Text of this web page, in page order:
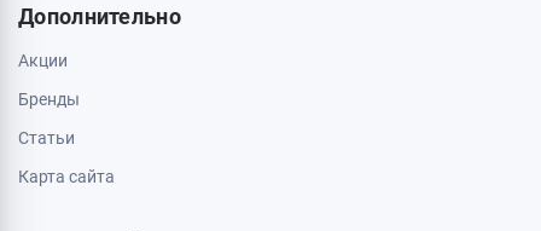
Дополнительно
Акции
Бренды
Статьи
Карта сайта